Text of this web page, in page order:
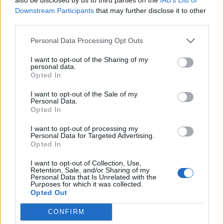
Downstream Participants that may further disclose it to other
Personal Data Processing Opt Outs
I want to opt-out of the Sharing of my
personal data.
Opted In
I want to opt-out of the Sale of my
Personal Data.
Opted In
I want to opt-out of processing my
Personal Data for Targeted Advertising.
Opted In
I want to opt-out of Collection, Use,
Retention, Sale, and/or Sharing of my
Personal Data that Is Unrelated with the
Purposes for which it was collected.
Opted Out
CONFIRM
somun, vidio je kutiju na kojoj je pisalo: „Tvoje je samo to
Pogledao je u svoj dlan. Čvrsto stisnuta ruka čuvala je nešto
sitno novca koji je čika Jusuf imao. Gledao je prema pekari i
prema somunima koji su širili svoj miris. Pa ponovo u svoj
Spustio je novac koji je imao u ruci u kutiju i tiho rekao:
namaz i vrijeme iftara, a starac je iako znajući da ga čeka
mračna soba i stari komad hljeba s osmijehom na licu
požurio kući da dočeka iftar, sretan što je pomogao
nekome, a da ni ne zna kome.
Dan poslije, dok se starac brinuo o ružama u vrtu, u
njegovo dvorište svratila su dva čovjeka.